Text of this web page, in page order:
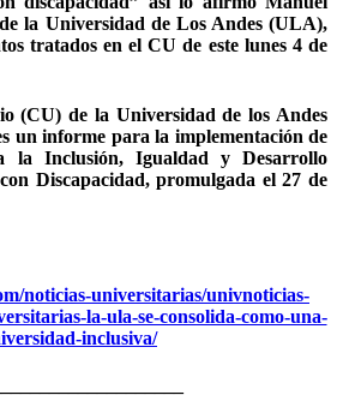
la Universidad de Los Andes (ULA),
tratados en el CU de este lunes 4 de
(CU) de la Universidad de los Andes
un informe para la implementación de
la Inclusión, Igualdad y Desarrollo
Discapacidad, promulgada el 27 de
noticias-universitarias/univnoticias-
la-ula-se-consolida-como-una-
inclusiva/